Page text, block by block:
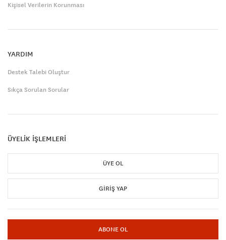
Kişisel Verilerin Korunması
YARDIM
Destek Talebi Oluştur
Sıkça Sorulan Sorular
ÜYELİK İŞLEMLERİ
ÜYE OL
GIRIŞ YAP
ABONE OL